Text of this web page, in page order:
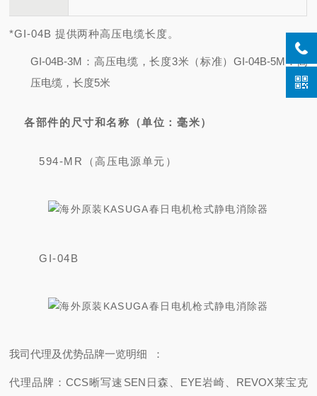
*GI-04B 提供两种高压电缆长度。
GI-04B-3M：高压电缆，长度3米（标准）GI-04B-5M：高
压电缆，长度5米
各部件的尺寸和名称（单位：毫米）
594-MR（高压电源单元）
GI-04B
我司代理及优势品牌一览明细 ：
代理品牌：CCS晰写速 SEN日森、EYE岩崎、REVOX莱宝克